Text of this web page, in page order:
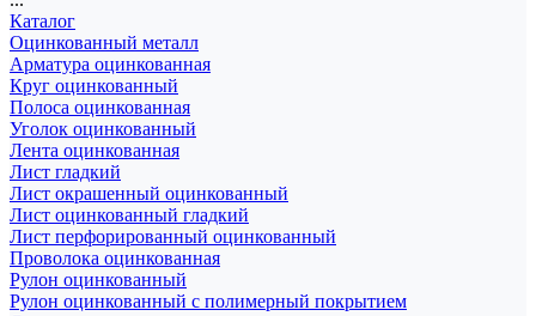
Каталог
Оцинкованный металл
Арматура оцинкованная
Круг оцинкованный
Полоса оцинкованная
Уголок оцинкованный
Лента оцинкованная
Лист гладкий
Лист окрашенный оцинкованный
Лист оцинкованный гладкий
Лист перфорированный оцинкованный
Проволока оцинкованная
Рулон оцинкованный
Рулон оцинкованный с полимерный покрытием